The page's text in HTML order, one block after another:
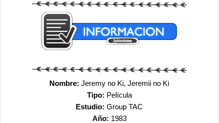
Nombre: Jeremy no Ki, Jeremii no Ki
Tipo: Película
Estudio: Group TAC
Año: 1983